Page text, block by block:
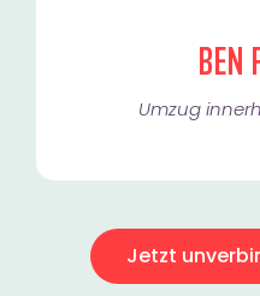
BEN
Umzug
Jetzt